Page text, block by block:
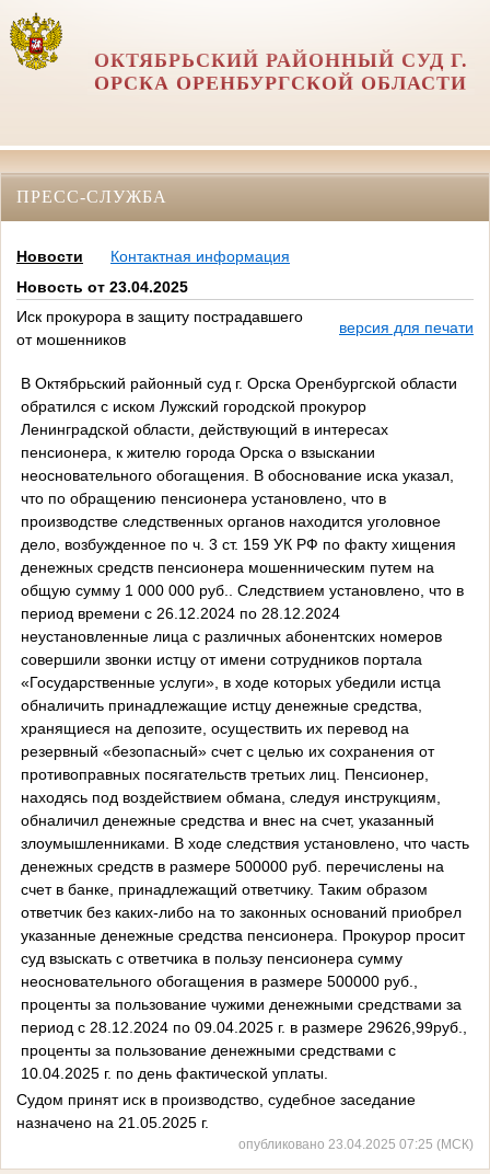
ОКТЯБРЬСКИЙ РАЙОННЫЙ СУД Г.
ОРСКА ОРЕНБУРГСКОЙ ОБЛАСТИ
ПРЕСС-СЛУЖБА
Новости
Контактная информация
Новость от 23.04.2025
Иск прокурора в защиту пострадавшего
от мошенников
версия для печати
В Октябрьский районный суд г. Орска Оренбургской области
обратился с иском Лужский городской прокурор
Ленинградской области, действующий в интересах
пенсионера, к жителю города Орска о взыскании
неосновательного обогащения. В обоснование иска указал,
что по обращению пенсионера установлено, что в
производстве следственных органов находится уголовное
дело, возбужденное по ч. 3 ст. 159 УК РФ по факту хищения
денежных средств пенсионера мошенническим путем на
общую сумму 1 000 000 руб.. Следствием установлено, что в
период времени с 26.12.2024 по 28.12.2024
неустановленные лица с различных абонентских номеров
совершили звонки истцу от имени сотрудников портала
«Государственные услуги», в ходе которых убедили истца
обналичить принадлежащие истцу денежные средства,
хранящиеся на депозите, осуществить их перевод на
резервный «безопасный» счет с целью их сохранения от
противоправных посягательств третьих лиц. Пенсионер,
находясь под воздействием обмана, следуя инструкциям,
обналичил денежные средства и внес на счет, указанный
злоумышленниками. В ходе следствия установлено, что часть
денежных средств в размере 500000 руб. перечислены на
счет в банке, принадлежащий ответчику. Таким образом
ответчик без каких-либо на то законных оснований приобрел
указанные денежные средства пенсионера. Прокурор просит
суд взыскать с ответчика в пользу пенсионера сумму
неосновательного обогащения в размере 500000 руб.,
проценты за пользование чужими денежными средствами за
период с 28.12.2024 по 09.04.2025 г. в размере 29626,99руб.,
проценты за пользование денежными средствами с
10.04.2025 г. по день фактической уплаты.
Судом принят иск в производство, судебное заседание
назначено на 21.05.2025 г.
опубликовано 23.04.2025 07:25 (МСК)